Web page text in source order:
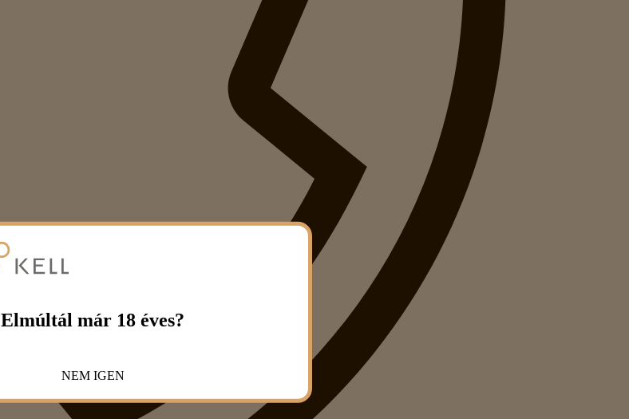
Elmúltál már 18 éves?
NEM IGEN